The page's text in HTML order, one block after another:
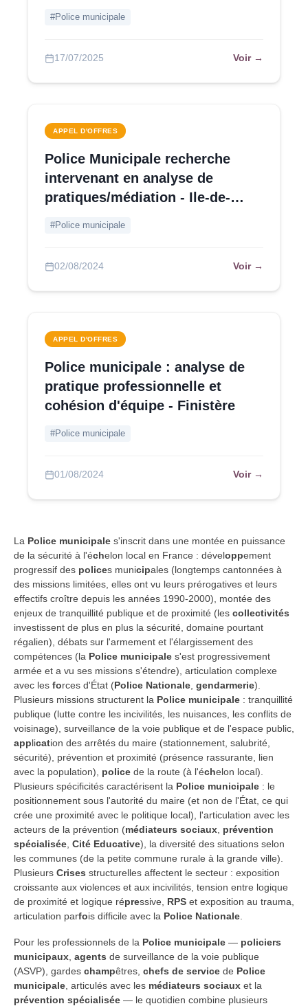
#Police municipale
17/07/2025 Voir →
APPEL D'OFFRES
Police Municipale recherche
intervenant en analyse de
pratiques/médiation - Ile-de-
#Police municipale
02/08/2024 Voir →
APPEL D'OFFRES
Police municipale : analyse de
pratique professionnelle et
cohésion d'équipe - Finistère
#Police municipale
01/08/2024 Voir →
La Police municipale s'inscrit dans une montée en puissance
de la sécurité à l'échelon local en France : développement
progressif des polices municipales (longtemps cantonnées à
des missions limitées, elles ont vu leurs prérogatives et leurs
effectifs croître depuis les années 1990-2000), montée des
enjeux de tranquillité publique et de proximité (les collectivités
investissent de plus en plus la sécurité, domaine pourtant
régalien), débats sur l'armement et l'élargissement des
compétences (la Police municipale s'est progressivement
armée et a vu ses missions s'étendre), articulation complexe
avec les forces d'État (Police Nationale gendarmerie).
Plusieurs missions structurent la Police municipale : tranquillité
publique (lutte contre les incivilités, les nuisances, les conflits de
voisinage), surveillance de la voie publique et de l'espace public,
application des arrêtés du maire (stationnement, salubrité,
sécurité), prévention et proximité (présence rassurante, lien
avec la population), police de la route (à l'échelon local).
Plusieurs spécificités caractérisent la Police municipale : le
positionnement sous l'autorité du maire (et non de l'État, ce qui
crée une proximité avec le politique local), l'articulation avec les
acteurs de la prévention (médiateurs sociaux prévention
spécialisée Cité Educative), la diversité des situations selon
les communes (de la petite commune rurale à la grande ville).
Plusieurs Crises structurelles affectent le secteur : exposition
croissante aux violences et aux incivilités, tension entre logique
de proximité et logique répressive, RPS et exposition au trauma,
articulation parfois difficile avec la Police Nationale
Pour les professionnels de la Police municipale — policiers
municipaux agents de surveillance de la voie publique
(ASVP), gardes champêtres, chefs de service de Police
municipale , articulés avec les médiateurs sociaux et la
prévention spécialisée — le quotidien combine plusieurs